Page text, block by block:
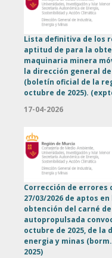
Lista definitiva de los
aptitud de para la
maquinaria minera
la dirección general
(boletín oficial de la
octubre de 2025).
17-04-2026
Corrección de errores
27/03/2026 de aptos
obtención del carné
autopropulsada
octubre de 2025, de
energia y minas
2025)